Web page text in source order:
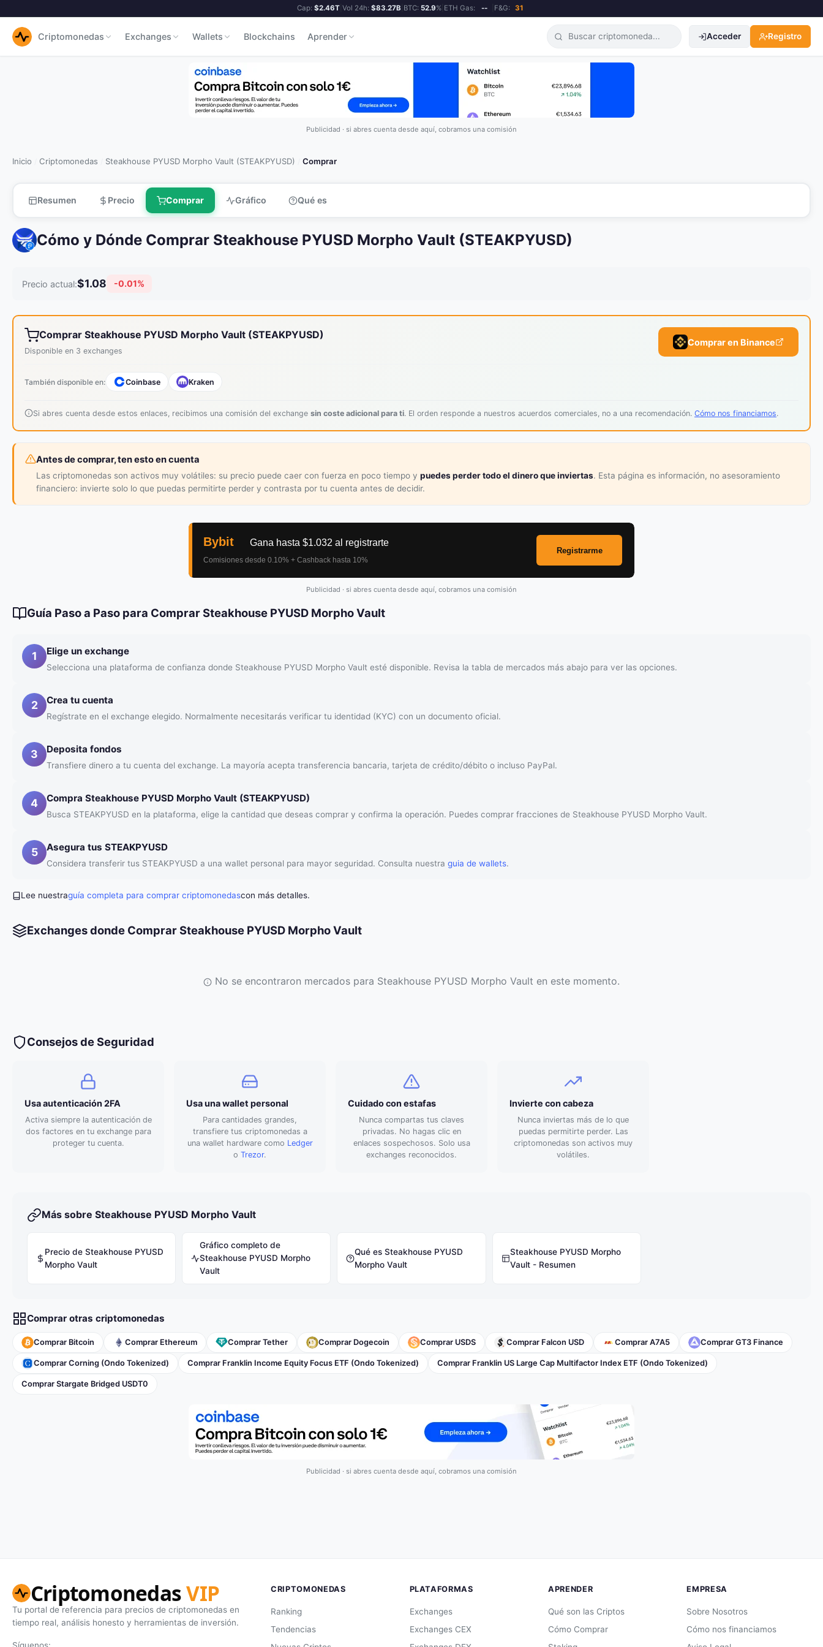
Cap: $2.46T| Vol 24h: $83.27B| BTC: 52.9%| ETH Gas: -- F&G: 31
Criptomonedas Exchanges Wallets Blockchains Aprender Acceder Registro
Publicidad · si abres cuenta desde aquí, cobramos una comisión
Inicio Criptomonedas Steakhouse PYUSD Morpho Vault (STEAKPYUSD) Comprar
Resumen Precio Comprar Gráfico Qué es
Cómo y Dónde Comprar Steakhouse PYUSD Morpho Vault (STEAKPYUSD)
Precio actual:$1.08 -0.01%
Comprar Steakhouse PYUSD Morpho Vault (STEAKPYUSD)
Disponible en 3 exchanges
Comprar en Binance
También disponible en: Coinbase Kraken
Si abres cuenta desde estos enlaces, recibimos una comisión del exchange sin coste adicional para ti. El orden responde a nuestros acuerdos comerciales, no a una recomendación. Cómo nos financiamos.
Antes de comprar, ten esto en cuenta
Las criptomonedas son activos muy volátiles: su precio puede caer con fuerza en poco tiempo y puedes perder todo el dinero que inviertas. Esta página es información, no asesoramiento
financiero: invierte solo lo que puedas permitirte perder y contrasta por tu cuenta antes de decidir.
Publicidad · si abres cuenta desde aquí, cobramos una comisión
Guía Paso a Paso para Comprar Steakhouse PYUSD Morpho Vault
1 Elige un exchange
Selecciona una plataforma de confianza donde Steakhouse PYUSD Morpho Vault esté disponible. Revisa la tabla de mercados más abajo para ver las opciones.
2 Crea tu cuenta
Regístrate en el exchange elegido. Normalmente necesitarás verificar tu identidad (KYC) con un documento oficial.
3 Deposita fondos
Transfiere dinero a tu cuenta del exchange. La mayoría acepta transferencia bancaria, tarjeta de crédito/débito o incluso PayPal.
4 Compra Steakhouse PYUSD Morpho Vault (STEAKPYUSD)
Busca STEAKPYUSD en la plataforma, elige la cantidad que deseas comprar y confirma la operación. Puedes comprar fracciones de Steakhouse PYUSD Morpho Vault.
5 Asegura tus STEAKPYUSD
Considera transferir tus STEAKPYUSD a una wallet personal para mayor seguridad. Consulta nuestra guia de wallets.
Lee nuestraguía completa para comprar criptomonedascon más detalles.
Exchanges donde Comprar Steakhouse PYUSD Morpho Vault
No se encontraron mercados para Steakhouse PYUSD Morpho Vault en este momento.
Consejos de Seguridad
Usa autenticación 2FA
Activa siempre la autenticación de
dos factores en tu exchange para
proteger tu cuenta.
Usa una wallet personal
Para cantidades grandes,
transfiere tus criptomonedas a
una wallet hardware como Ledger
o Trezor.
Cuidado con estafas
Nunca compartas tus claves
privadas. No hagas clic en
enlaces sospechosos. Solo usa
exchanges reconocidos.
Invierte con cabeza
Nunca inviertas más de lo que
puedas permitirte perder. Las
criptomonedas son activos muy
volátiles.
Más sobre Steakhouse PYUSD Morpho Vault
Precio de Steakhouse PYUSD
Morpho Vault
Gráfico completo de
Steakhouse PYUSD Morpho
Vault
Qué es Steakhouse PYUSD
Morpho Vault
Steakhouse PYUSD Morpho
Vault - Resumen
Comprar otras criptomonedas
Comprar Bitcoin Comprar Ethereum Comprar Tether Comprar Dogecoin Comprar USDS Comprar Falcon USD Comprar A7A5 Comprar GT3 Finance
Comprar Corning (Ondo Tokenized) Comprar Franklin Income Equity Focus ETF (Ondo Tokenized) Comprar Franklin US Large Cap Multifactor Index ETF (Ondo Tokenized)
Comprar Stargate Bridged USDT0
Publicidad · si abres cuenta desde aquí, cobramos una comisión
CriptomonedasVIP
Tu portal de referencia para precios de criptomonedas en
tiempo real, análisis honesto y herramientas de inversión.
Síguenos:
CRIPTOMONEDAS
Ranking
Tendencias
PLATAFORMAS
Exchanges
Exchanges CEX
APRENDER
Qué son las Criptos
Cómo Comprar
EMPRESA
Sobre Nosotros
Cómo nos financiamos